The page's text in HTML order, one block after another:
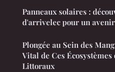
Panneaux solaires :
d'arrivelec pour un
Plongée au Sein des
Vital de Ces
Littoraux